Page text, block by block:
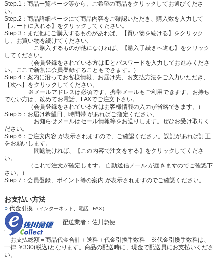
Step.1：商品一覧ページ等から、ご希望の商品をクリックしてお選びくださ
い。
Step.2：商品詳細ページにて商品内容をご確認いただき、購入数を入力して
【カートに入れる】をクリックしてください。
Step.3：まだ他にご購入するものがあれば、【買い物を続ける】をクリック
し、お買い物を続けてください。
ご購入するものが他になければ、【購入手続きへ進む】をクリック
してください。
（会員登録をされている方はIDとパスワードを入力してお進みくださ
い。ここで新規に会員登録することもできます。）
Step.4：案内に沿ってお客様情報、お届け先、お支払方法をご入力いただき、
【次へ】をクリックしてください。
※メールアドレスは必須です。携帯メールもご利用できます。お持ち
でない方は、改めてお電話、FAXでご注文下さい。
（会員登録をされている方はお客様情報の入力が省略できます。）
Step.5：お届け希望日、時間帯 があればご指定ください。
お知らせメールはセール情報等をお送りします。ぜひお受け取りく
ださい。
Step.6：ご注文内容 が表示されますので、ご確認ください。誤記があれば訂正
をお願いします。
問題無ければ、【この内容で注文をする】をクリックしてくださ
い。
（これで注文が確定します。 自動送信メール が届きますのでご確認下
さい。）
Step.7：会員登録、ポイント等の案内 が表示されますのでご確認ください。
お支払い方法
○代金引換 （インターネット、電話、FAX）
配送業者：佐川急便
お支払総額＝商品代金合計＋送料＋代金引換手数料 ※代金引換手数料は、
一律 ￥330(税込)となります。商品の配送時に、現金で配送員にお支払いくださ
い。